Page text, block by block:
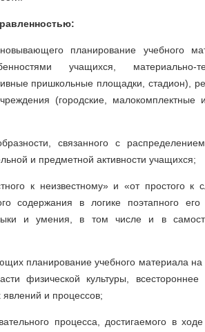
планирование учебного
учащихся, материально-
пришкольные площадки, стадион),
(городские, малокомплектные
связанного с
и предметной активности учащихся;
к неизвестному» и «от простого к
содержания в логике поэтапного его
и умения, в том числе и в
планирование учебного материала на
физической культуры, всестороннее
и процессов;
процесса, достигаемого в ходе